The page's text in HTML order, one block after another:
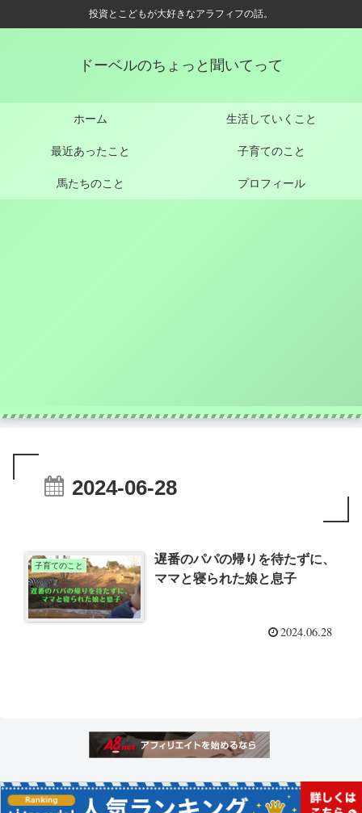
投資とこどもが大好きなアラフィフの話。
ドーベルのちょっと聞いてって
ホーム 生活していくこと
最近あったこと 子育てのこと
馬たちのこと プロフィール
2024-06-28
子育てのこと
遅番のパパの帰りを待たずに、
ママと寝られた娘と息子
2024.06.28